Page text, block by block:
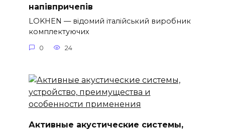
напівпричепів
LOKHEN — відомий італійський виробник
комплектуючих
0 24
Активные акустические системы,